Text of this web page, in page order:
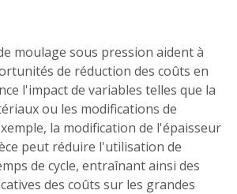
moulage sous pression aident à
de réduction des coûts en
l'impact de variables telles que la
ou les modifications de
la modification de l'épaisseur
peut réduire l'utilisation de
de cycle, entraînant ainsi des
des coûts sur les grandes